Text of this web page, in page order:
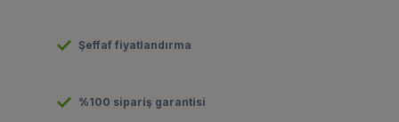
Şeffaf fiyatlandırma
%100 sipariş garantisi